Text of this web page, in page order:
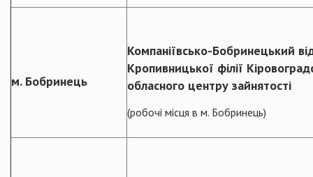
м. Бобринець
Компаніївсько-Бобринецький
Кропивницької філії
обласного центру зайнятості
(робочі місця в м. Бобринець)